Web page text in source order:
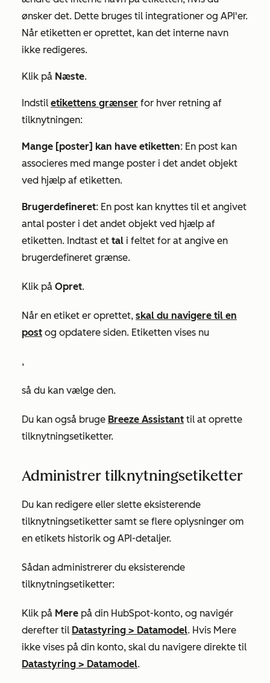
ønsker det. Dette bruges til integrationer og API'er.
Når etiketten er oprettet, kan det interne navn
ikke redigeres.
Klik på Næste.
Indstil etikettens grænser for hver retning af
tilknytningen:
Mange [poster] kan have etiketten: En post kan
associeres med mange poster i det andet objekt
ved hjælp af etiketten.
Brugerdefineret: En post kan knyttes til et angivet
antal poster i det andet objekt ved hjælp af
etiketten. Indtast et tal i feltet for at angive en
brugerdefineret grænse.
Klik på Opret.
Når en etiket er oprettet, skal du navigere til en
post og opdatere siden. Etiketten vises nu
,
så du kan vælge den.
Du kan også bruge Breeze Assistant til at oprette
tilknytningsetiketter.
Administrer tilknytningsetiketter
Du kan redigere eller slette eksisterende
tilknytningsetiketter samt se flere oplysninger om
en etikets historik og API-detaljer.
Sådan administrerer du eksisterende
tilknytningsetiketter:
Klik på Mere på din HubSpot-konto, og navigér
derefter til Datastyring > Datamodel. Hvis Mere
ikke vises på din konto, skal du navigere direkte til
Datastyring > Datamodel.